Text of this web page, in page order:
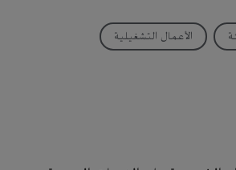
الأعمال التشغيلية